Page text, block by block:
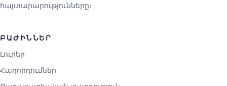
հայտարարությունները։
ԲԱԺԻՆՆԵՐ
Լուրեր
Հաղորդումներ